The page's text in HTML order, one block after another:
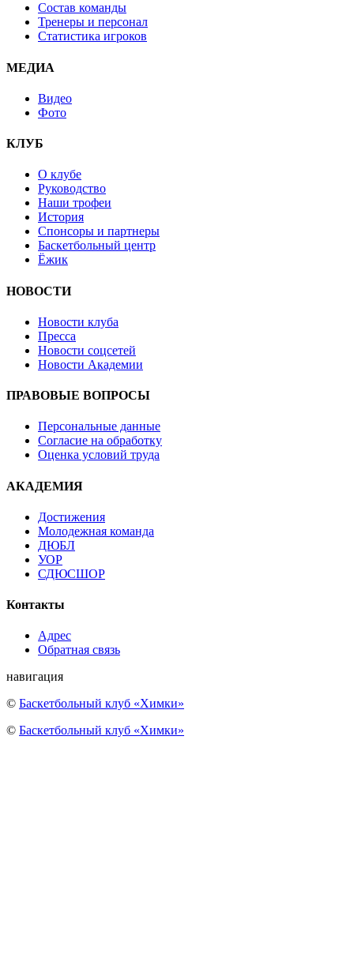
Состав команды
Тренеры и персонал
Статистика игроков
МЕДИА
Видео
Фото
КЛУБ
О клубе
Руководство
Наши трофеи
История
Спонсоры и партнеры
Баскетбольный центр
Ёжик
НОВОСТИ
Новости клуба
Пресса
Новости соцсетей
Новости Академии
ПРАВОВЫЕ ВОПРОСЫ
Персональные данные
Согласие на обработку
Оценка условий труда
АКАДЕМИЯ
Достижения
Молодежная команда
ДЮБЛ
УОР
СДЮСШОР
Контакты
Адрес
Обратная связь
навигация
© Баскетбольный клуб «Химки»
© Баскетбольный клуб «Химки»